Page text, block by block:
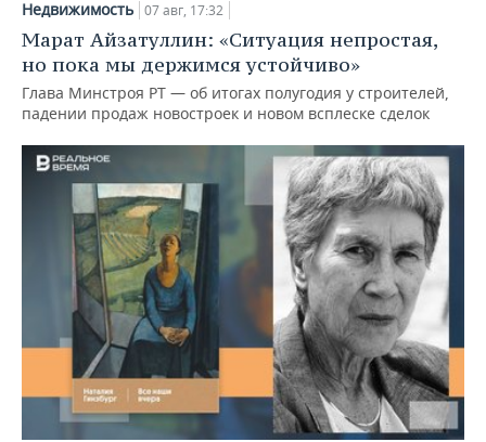
Недвижимость 07 авг, 17:32
Марат Айзатуллин: «Ситуация непростая,
но пока мы держимся устойчиво»
Глава Минстроя РТ — об итогах полугодия у строителей,
падении продаж новостроек и новом всплеске сделок